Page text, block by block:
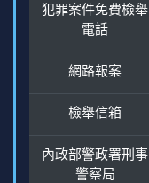
犯罪案件免費檢舉
電話
網路報案
檢舉信箱
內政部警政署刑事
警察局